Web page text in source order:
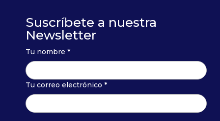
Suscríbete a nuestra
Newsletter
Tu nombre *
Tu correo electrónico *